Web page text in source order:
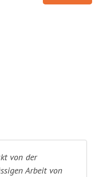
von der
Arbeit von